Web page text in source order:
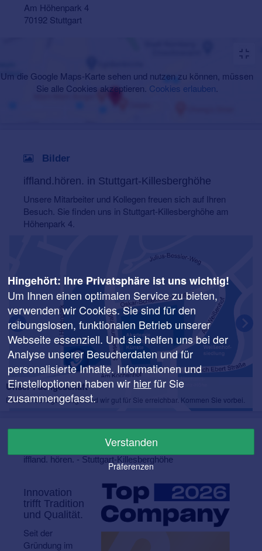
Am Höhenpark 4
70192 Stuttgart
Um die Google Maps-Karte sehen und nutzen zu können, müssen
Sie alle Cookies akzeptieren. Cookies erlauben
Bilder
iffland.hören. in Stuttgart-Killesberghöhe
Unsere Mitarbeiter und Kollegen freuen sich auf Ihren
Besuch. Sie finden uns in Stuttgart-Killesberghöhe am
Höhenpark 4.
Unser Fachgeschäft
Durch unsere gute Lage sind wir gut für Sie erreichbar. Kommen Sie vorbei.
iffland. hören. - Stuttgart-Killesberghöhe
Innovation
trifft Tradition
und Qualität.
Seit der
Gründung im
Hingehört: Ihre Privatsphäre ist uns wichtig!
Um Ihnen einen optimalen Service zu bieten,
verwenden wir Cookies. Sie sind für den
reibungslosen, funktionalen Betrieb unserer
Webseite essenziell. Und sie helfen uns bei der
Analyse unserer Besucherdaten und für
personalisierte Inhalte. Informationen und
Einstelloptionen haben wir hierfür Sie
zusammengefasst.
Verstanden
Präferenzen